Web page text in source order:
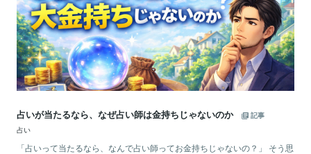
占いが当たるなら、なぜ占い師は金持ちじゃないのか
記事
占い
「占いって当たるなら、なんで占い師ってお金持ちじゃないの？」 そう思